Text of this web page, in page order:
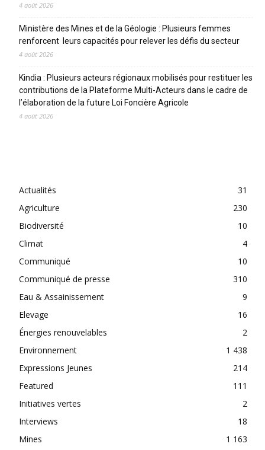
4 août 2026
Ministère des Mines et de la Géologie : Plusieurs femmes
renforcent leurs capacités pour relever les défis du secteur
4 août 2026
Kindia : Plusieurs acteurs régionaux mobilisés pour restituer les
contributions de la Plateforme Multi-Acteurs dans le cadre de
l’élaboration de la future Loi Foncière Agricole
4 août 2026
Actualités
31
Agriculture
230
Biodiversité
10
Climat
4
Communiqué
10
Communiqué de presse
310
Eau & Assainissement
9
Elevage
16
Énergies renouvelables
2
Environnement
1 438
Expressions Jeunes
214
Featured
111
Initiatives vertes
2
Interviews
18
Mines
1 163